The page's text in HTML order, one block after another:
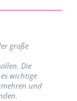
große
Die
wichtige
und